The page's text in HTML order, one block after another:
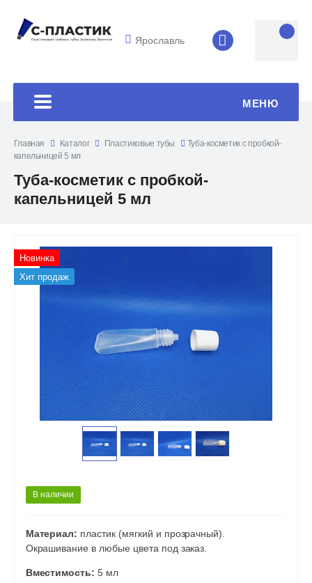
Ярославль 8 (4852) 33-
МЕНЮ
Главная Каталог Пластиковые тубы
Туба-косметик с пробкой-
капельницей 5 мл
Туба-косметик с пробкой-
капельницей 5 мл
Новинка
Хит продаж
В наличии
Материал: пластик (мягкий и прозрачный).
Окрашивание в любые цвета под заказ.
Вместимость: 5 мл